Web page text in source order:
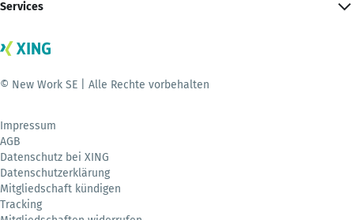
Services
© New Work SE | Alle Rechte vorbehalten
Impressum
AGB
Datenschutz bei XING
Datenschutzerklärung
Mitgliedschaft kündigen
Tracking